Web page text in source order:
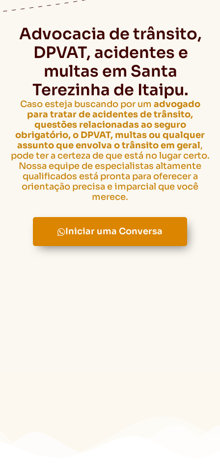
Advocacia de trânsito,
DPVAT, acidentes e
multas em Santa
Terezinha de Itaipu.
Caso esteja buscando por um advogado
para tratar de acidentes de trânsito,
questões relacionadas ao seguro
obrigatório, o DPVAT, multas ou qualquer
assunto que envolva o trânsito em geral,
pode ter a certeza de que está no lugar certo.
Nossa equipe de especialistas altamente
qualificados está pronta para oferecer a
orientação precisa e imparcial que você
merece.
Iniciar uma Conversa